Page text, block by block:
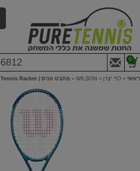
0
ראשי > לפי יצרן >
WILSON
> מחבט טניס | Ultra Power 103 Tennis Racket